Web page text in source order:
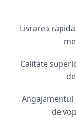
Livrarea
Calitate
Angajamentul
de